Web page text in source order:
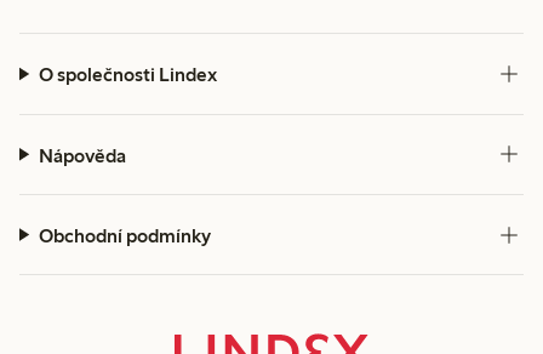
O společnosti Lindex
Nápověda
Obchodní podmínky